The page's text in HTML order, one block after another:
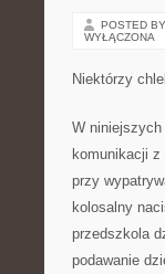
POSTED
WYŁĄCZONA
Niektórzy
W
komunikacji z
przy
kolosalny
przedszkola
podawanie